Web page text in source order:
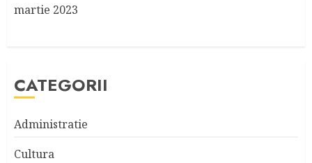
martie 2023
CATEGORII
Administratie
Cultura